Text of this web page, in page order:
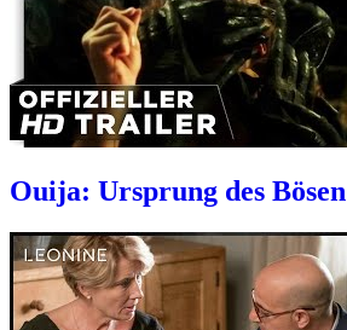
Ouija: Ursprung des Bösen